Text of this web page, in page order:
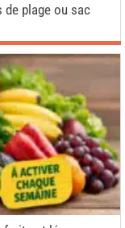
de plage ou sac